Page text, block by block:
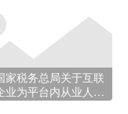
家税务总局关于互联
业为平台内从业人员